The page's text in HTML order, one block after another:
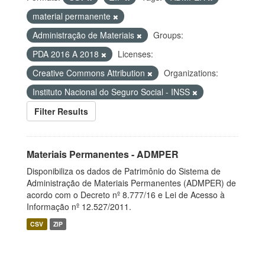
material permanente
Administração de Materiais
Groups:
PDA 2016 A 2018
Licenses:
Creative Commons Attribution
Organizations:
Instituto Nacional do Seguro Social - INSS
Filter Results
Materiais Permanentes - ADMPER
Disponibiliza os dados de Patrimônio do Sistema de
Administração de Materiais Permanentes (ADMPER) de
acordo com o Decreto nº 8.777/16 e Lei de Acesso à
Informação nº 12.527/2011.
CSV ZIP